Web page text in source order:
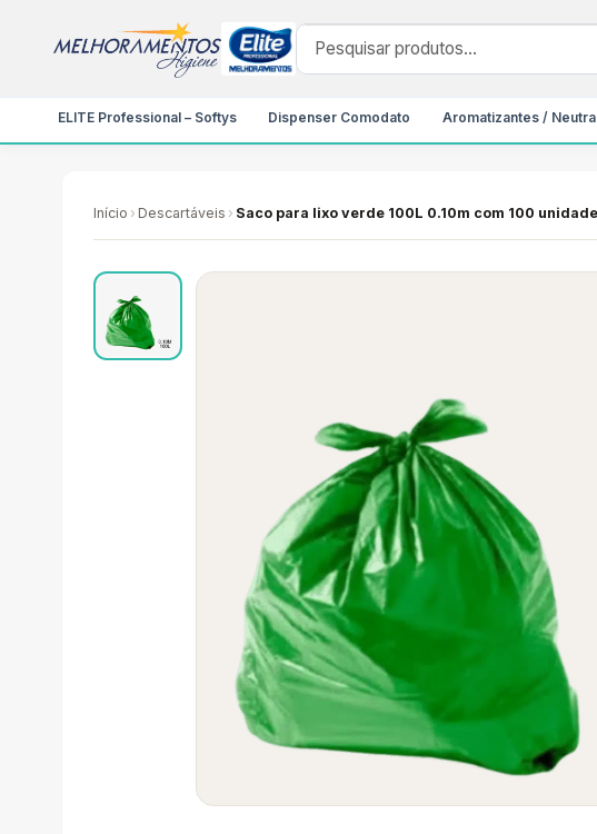
ELITE Professional – Softys Dispenser Comodato Aromatizantes /
Início › Descartáveis › Saco para lixo verde 100L 0.10m com 100